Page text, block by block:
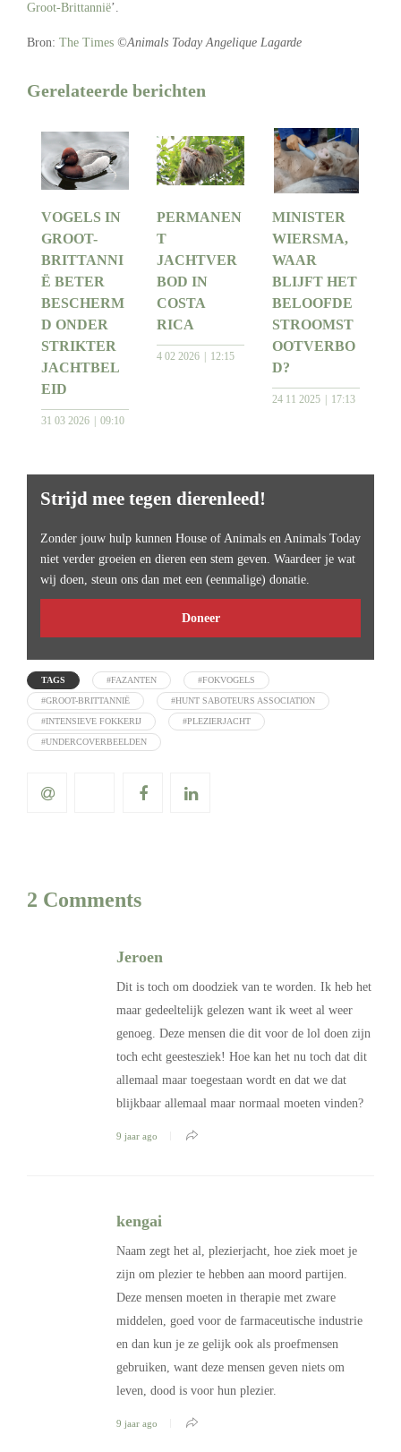
Groot-Brittannië’.
Bron: The Times ©Animals Today Angelique Lagarde
Gerelateerde berichten
VOGELS IN
GROOT-
BRITTANNI
Ë BETER
BESCHERM
D ONDER
STRIKTER
JACHTBEL
EID
31 03 2026 09:10
PERMANEN
T
JACHTVER
BOD IN
COSTA
RICA
4 02 2026 12:15
MINISTER
WIERSMA,
WAAR
BLIJFT HET
BELOOFDE
STROOMST
OOTVERBO
D?
24 11 2025 17:13
Strijd mee tegen dierenleed!
Zonder jouw hulp kunnen House of Animals en Animals Today
niet verder groeien en dieren een stem geven. Waardeer je wat
wij doen, steun ons dan met een (eenmalige) donatie.
Doneer
TAGS #FAZANTEN #FOKVOGELS
#GROOT-BRITTANNIË #HUNT SABOTEURS ASSOCIATION
#INTENSIEVE FOKKERIJ #PLEZIERJACHT
#UNDERCOVERBEELDEN
2 Comments
Jeroen
Dit is toch om doodziek van te worden. Ik heb het
maar gedeeltelijk gelezen want ik weet al weer
genoeg. Deze mensen die dit voor de lol doen zijn
toch echt geestesziek! Hoe kan het nu toch dat dit
allemaal maar toegestaan wordt en dat we dat
blijkbaar allemaal maar normaal moeten vinden?
9 jaar ago
kengai
Naam zegt het al, plezierjacht, hoe ziek moet je
zijn om plezier te hebben aan moord partijen.
Deze mensen moeten in therapie met zware
middelen, goed voor de farmaceutische industrie
en dan kun je ze gelijk ook als proefmensen
gebruiken, want deze mensen geven niets om
leven, dood is voor hun plezier.
9 jaar ago